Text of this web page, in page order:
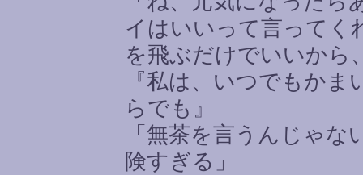
イはいいって言ってく
を飛ぶだけでいいから
『私は、いつでもか
らでも』
「無茶を言うんじゃ
険すぎる」